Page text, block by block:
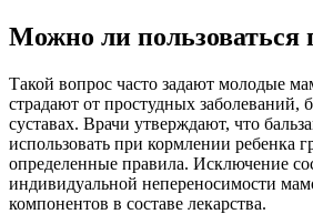
Можно ли пользоваться
Такой вопрос часто задают молодые
страдают от простудных заболеваний,
суставах. Врачи утверждают, что
использовать при кормлении ребенка
определенные правила. Исключение
индивидуальной непереносимости
компонентов в составе лекарства.